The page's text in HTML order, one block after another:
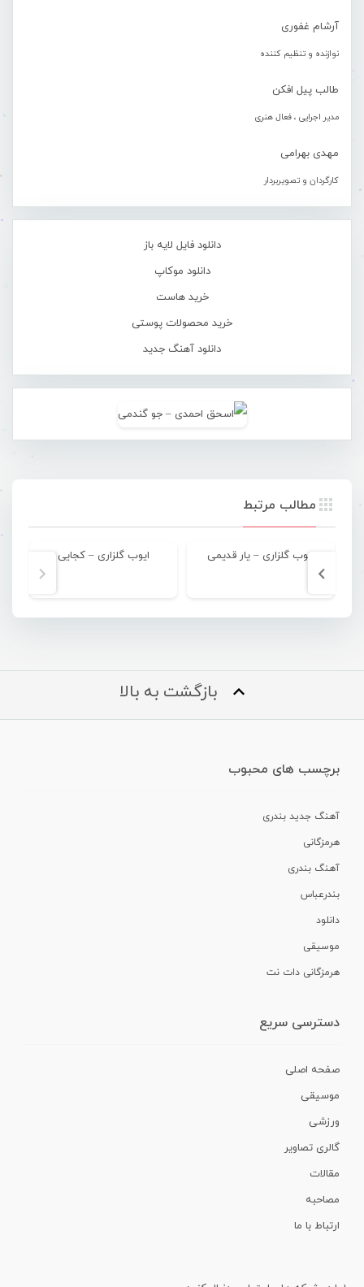
آرشام غفوری
نوازنده و تنظیم کننده
طالب پیل افکن
مدیر اجرایی ، فعال هنری
مهدی بهرامی
کارگردان و تصویربردار
دانلود فایل لایه باز
دانلود موکاپ
خرید هاست
خرید محصولات پوستی
دانلود آهنگ جدید
مطالب مرتبط
ایوب گلزاری – یار قدیمی ایوب گلزاری – کجایی
بازگشت به بالا
برچسب های محبوب
آهنگ جدید بندری
هرمزگانی
آهنگ بندری
بندرعباس
دانلود
موسیقی
هرمزگانی دات نت
دسترسی سریع
صفحه اصلی
موسیقی
ورزشی
گالری تصاویر
مقالات
مصاحبه
ارتباط با ما